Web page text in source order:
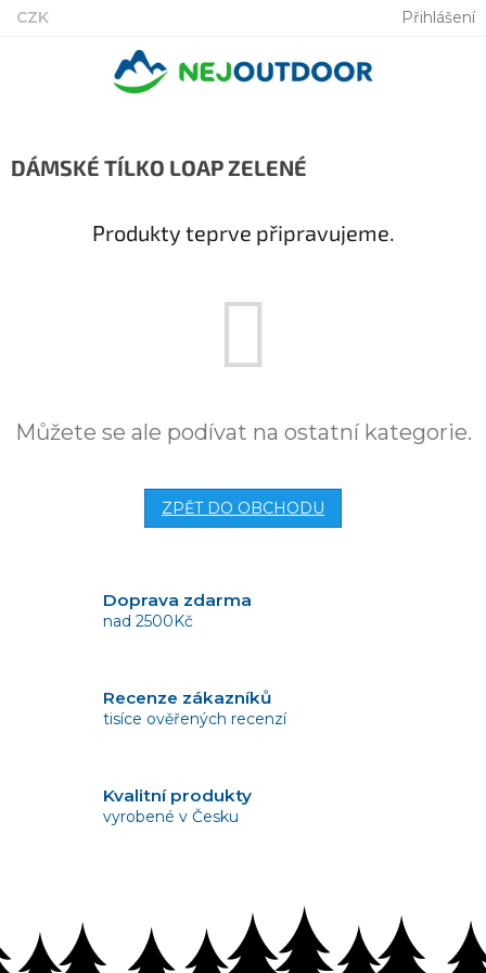
Přejít
CZK Přihlášení
DÁMSKÉ TÍLKO LOAP ZELENÉ
Produkty teprve připravujeme.
Můžete se ale podívat na ostatní kategorie.
ZPĚT DO OBCHODU
Doprava zdarma
nad 2500Kč
Recenze zákazníků
tisíce ověřených recenzí
Kvalitní produkty
vyrobené v Česku
bez problémů do 14 dnů